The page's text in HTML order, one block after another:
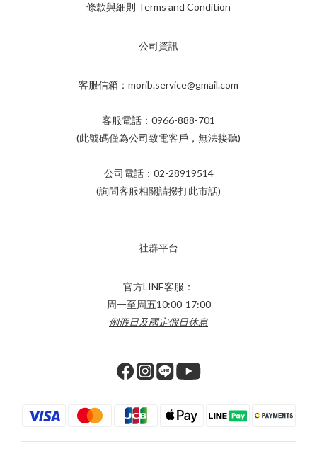
條款與細則 Terms and Condition
公司資訊
客服信箱：morib.service@gmail.com
客服電話：0966-888-701
(此號碼僅為公司致電客戶，無法接聽)
公司電話：02-28919514
(詢問客服相關請撥打此市話)
社群平台
官方LINE客服：
周一至周五10:00-17:00
例假日及國定假日休息